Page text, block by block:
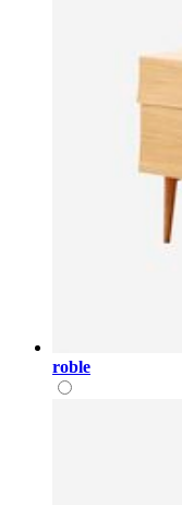
roble